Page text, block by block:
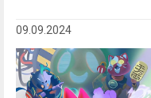
09.09.2024